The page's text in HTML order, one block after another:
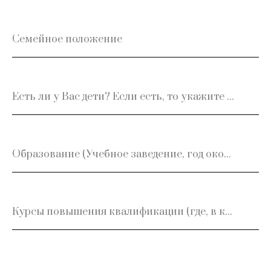
Семейное положение
Есть ли у Вас дети? Если есть, то укажите сколько и возраст
Образование (Учебное заведение, год окончания, специальность)
Курсы повышения квалификации (где, в каком году)